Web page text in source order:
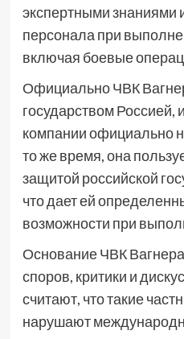
экспертными знаниями
персонала при
включая боевые
Официально ЧВК
государством Россией,
компании официально
то же время, она
защитой российской
что дает ей
возможности при
Основание ЧВК
споров, критики и
считают, что такие
нарушают